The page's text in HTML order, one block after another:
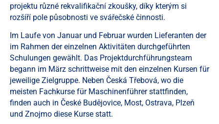
projektu různé rekvalifikační zkoušky, díky kterým si
rozšíří pole působnosti ve svářečské činnosti.
Im Laufe von Januar und Februar wurden Lieferanten der
im Rahmen der einzelnen Aktivitäten durchgeführten
Schulungen gewählt. Das Projektdurchführungsteam
begann im März schrittweise mit den einzelnen Kursen für
jeweilige Zielgruppe. Neben Česká Třebová, wo die
meisten Fachkurse für Maschinenführer stattfinden,
finden auch in České Budějovice, Most, Ostrava, Plzeň
und Znojmo diese Kurse statt.